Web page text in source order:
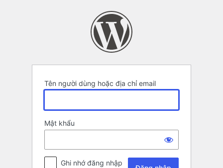
Tên người dùng hoặc địa chỉ email
Mật khẩu
Ghi nhớ đăng nhập